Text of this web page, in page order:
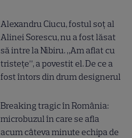
Alexandru Ciucu, fostul soț al
Alinei Sorescu, nu a fost lăsat
să intre la Nibiru. „Am aflat cu
tristețe”, a povestit el. De ce a
fost întors din drum designerul
Breaking tragic în România:
microbuzul în care se afla
acum câteva minute echipa de